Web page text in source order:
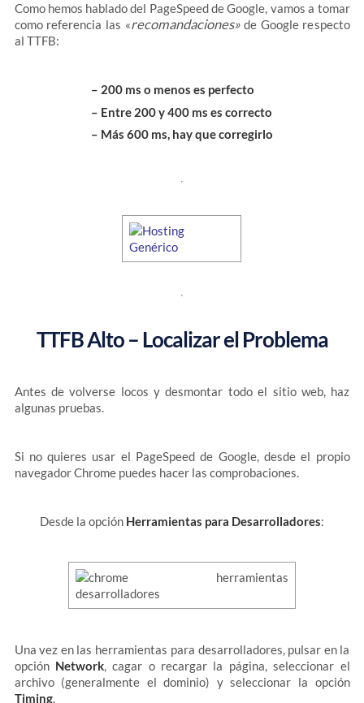
Como hemos hablado del PageSpeed de Google, vamos a tomar
como referencia las «recomandaciones»de Google respecto
al TTFB:
– 200 ms o menos es perfecto
– Entre 200 y 400 ms es correcto
– Más 600 ms, hay que corregirlo
TTFB Alto – Localizar el Problema
Antes de volverse locos y desmontar todo el sitio web, haz
algunas pruebas.
Si no quieres usar el PageSpeed de Google, desde el propio
navegador Chrome puedes hacer las comprobaciones.
Desde la opción Herramientas para Desarrolladores:
Una vez en las herramientas para desarrolladores, pulsar en la
opción Network, cagar o recargar la página, seleccionar el
archivo (generalmente el dominio) y seleccionar la opción
Timing.